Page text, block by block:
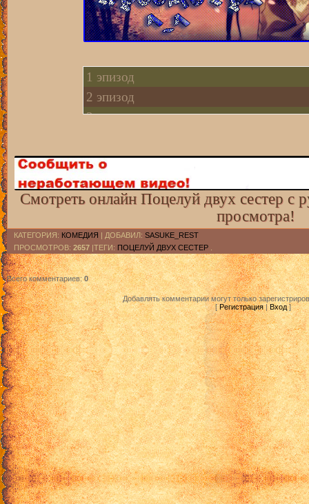
1 эпизод
2 эпизод
3 эпизод
5 эпизод
6 эпизод
7 эпизод
9 эпизод
10 эпизод
11 эпизод
12 эпизод
Смотреть онлайн Поцелуй двух сестер с
просмотра!
КАТЕГОРИЯ: КОМЕДИЯ | ДОБАВИЛ: SASUKE_REST
ПРОСМОТРОВ: 2657 |ТЕГИ: ПОЦЕЛУЙ ДВУХ СЕСТЕР
Всего комментариев:0
Добавлять комментарии могут только
[Регистрация|Вход]